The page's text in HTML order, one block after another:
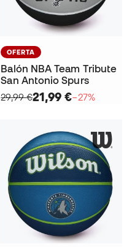
OFERTA
Balón NBA Team Tribute
San Antonio Spurs
29,99 €21,99 €−27%